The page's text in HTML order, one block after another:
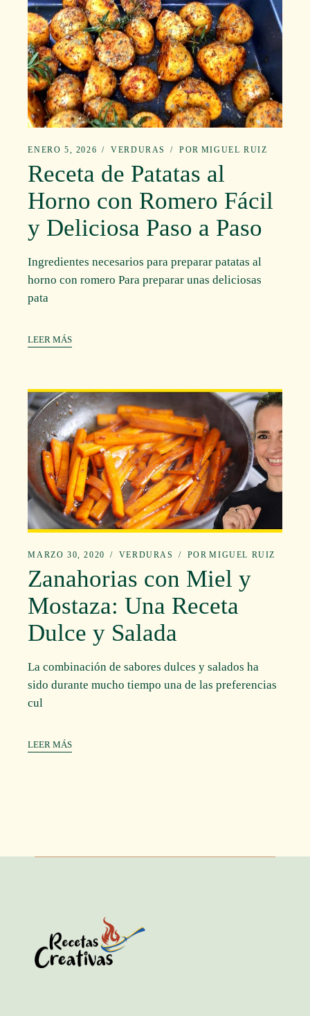
ENERO 5, 2026 VERDURAS POR MIGUEL RUIZ
Receta de Patatas al
Horno con Romero Fácil
y Deliciosa Paso a Paso
Ingredientes necesarios para preparar patatas al
horno con romero Para preparar unas deliciosas
pata
LEER MÁS
MARZO 30, 2020 VERDURAS POR MIGUEL RUIZ
Zanahorias con Miel y
Mostaza: Una Receta
Dulce y Salada
La combinación de sabores dulces y salados ha
sido durante mucho tiempo una de las preferencias
cul
LEER MÁS